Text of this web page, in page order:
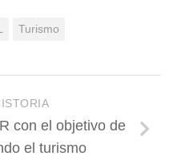
Turismo
con el objetivo de
el turismo